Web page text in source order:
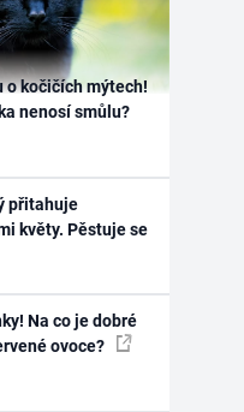
o kočičích mýtech!
nenosí smůlu?
přitahuje
květy. Pěstuje se
Na co je dobré
ovoce?